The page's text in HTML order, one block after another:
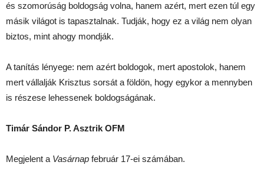
és szomorúság boldogság volna, hanem azért, mert ezen túl egy
másik világot is tapasztalnak. Tudják, hogy ez a világ nem olyan
biztos, mint ahogy mondják.
A tanítás lényege: nem azért boldogok, mert apostolok, hanem
mert vállalják Krisztus sorsát a földön, hogy egykor a mennyben
is részese lehessenek boldogságának.
Timár Sándor P. Asztrik OFM
Megjelent a Vasárnap február 17-ei számában.